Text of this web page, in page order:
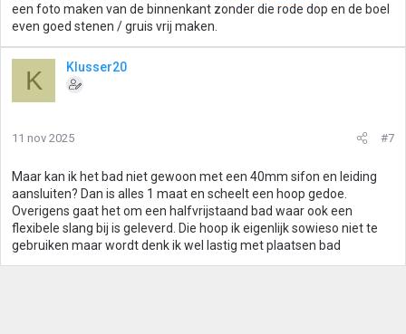
een foto maken van de binnenkant zonder die rode dop en de boel
even goed stenen / gruis vrij maken.
K Klusser20
11 nov 2025 #7
Maar kan ik het bad niet gewoon met een 40mm sifon en leiding
aansluiten? Dan is alles 1 maat en scheelt een hoop gedoe.
Overigens gaat het om een halfvrijstaand bad waar ook een
flexibele slang bij is geleverd. Die hoop ik eigenlijk sowieso niet te
gebruiken maar wordt denk ik wel lastig met plaatsen bad